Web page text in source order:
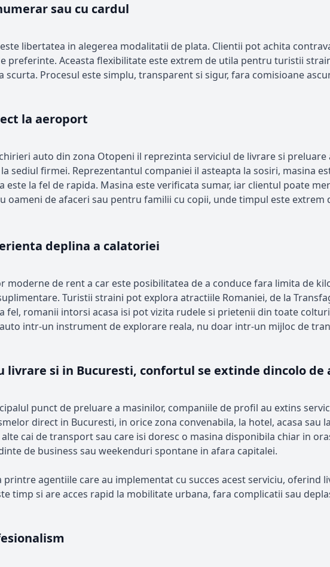
sau cu cardul
libertatea in alegerea modalitatii de plata. Clientii pot achita
preferinte. Aceasta flexibilitate este extrem de utila pentru turistii
scurta. Procesul este simplu, transparent si sigur, fara comisioane
la aeroport
auto din zona Otopeni il reprezinta serviciul de livrare si
sediul firmei. Reprezentantul companiei il asteapta la sosiri, masina
este la fel de rapida. Masina este verificata sumar, iar clientul poate
oameni de afaceri sau pentru familii cu copii, unde timpul este extrem
deplina a calatoriei
de rent a car este posibilitatea de a conduce fara limita de
Turistii straini pot explora atractiile Romaniei, de la
fel, romanii intorsi acasa isi pot vizita rudele si prietenii din toate
intr-un instrument de explorare reala, nu doar intr-un mijloc de
livrare si in Bucuresti, confortul se extinde dincolo de
punct de preluare a masinilor, companiile de profil au extins
direct in Bucuresti, in orice zona convenabila, la hotel, acasa sau
cai de transport sau care isi doresc o masina disponibila chiar in
de business sau weekenduri spontane in afara capitalei.
agentiile care au implementat cu succes acest serviciu, oferind
timp si are acces rapid la mobilitate urbana, fara complicatii sau